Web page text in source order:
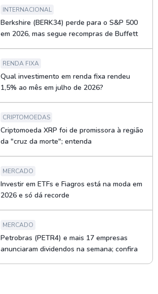
INTERNACIONAL
Berkshire (BERK34) perde para o S&P 500
em 2026, mas segue recompras de Buffett
RENDA FIXA
Qual investimento em renda fixa rendeu
1,5% ao mês em julho de 2026?
CRIPTOMOEDAS
Criptomoeda XRP foi de promissora à região
da "cruz da morte"; entenda
MERCADO
Investir em ETFs e Fiagros está na moda em
2026 e só dá recorde
MERCADO
Petrobras (PETR4) e mais 17 empresas
anunciaram dividendos na semana; confira